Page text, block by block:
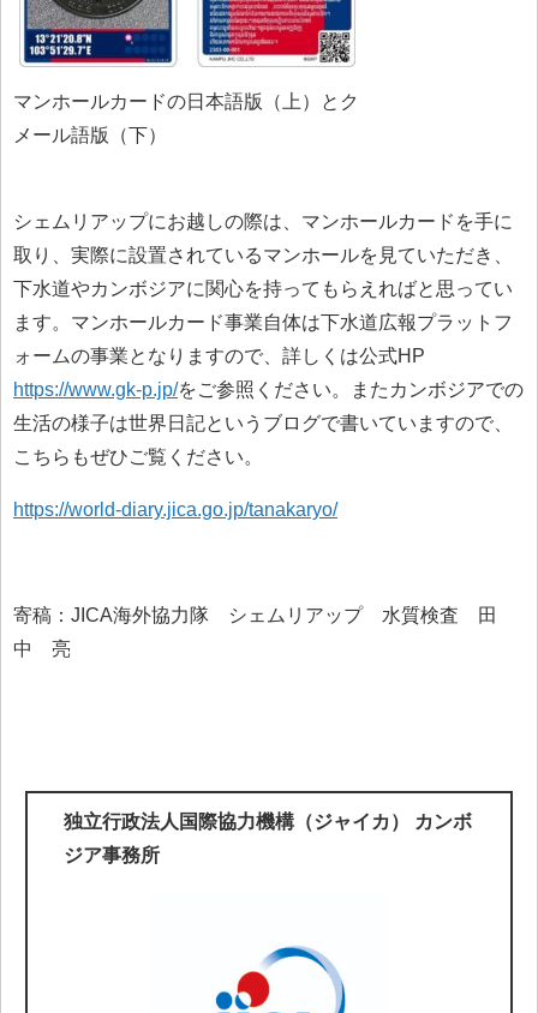
マンホールカードの日本語版（上）とク
メール語版（下）
シェムリアップにお越しの際は、マンホールカードを手に
取り、実際に設置されているマンホールを見ていただき、
下水道やカンボジアに関心を持ってもらえればと思ってい
ます。マンホールカード事業自体は下水道広報プラットフ
ォームの事業となりますので、詳しくは公式HP
https://www.gk-p.jp/をご参照ください。またカンボジアでの
生活の様子は世界日記というブログで書いていますので、
こちらもぜひご覧ください。
https://world-diary.jica.go.jp/tanakaryo/
寄稿：JICA海外協力隊 シェムリアップ 水質検査 田
中 亮
独立行政法人国際協力機構（ジャイカ） カンボ
ジア事務所